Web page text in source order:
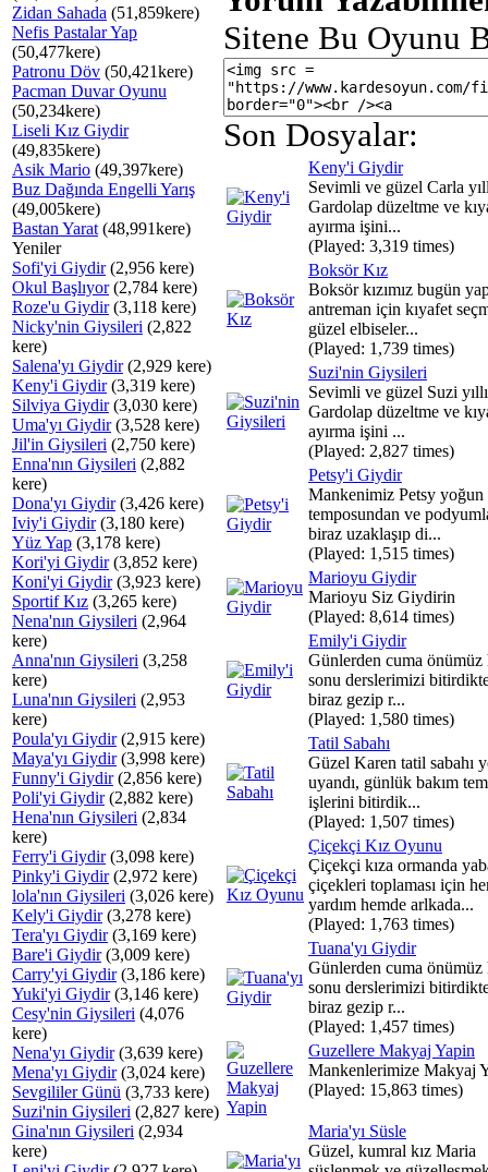
Zidan Sahada (51,859kere)
Nefis Pastalar Yap
(50,477kere)
Patronu Döv (50,421kere)
Pacman Duvar Oyunu
(50,234kere)
Liseli Kız Giydir
(49,835kere)
Asik Mario (49,397kere)
Buz Dağında Engelli Yarış
(49,005kere)
Bastan Yarat (48,991kere)
Yeniler
Sofi'yi Giydir(2,956 kere)
Okul Başlıyor(2,784 kere)
Roze'u Giydir(3,118 kere)
Nicky'nin Giysileri (2,822
kere)
Salena'yı Giydir(2,929 kere)
Keny'i Giydir(3,319 kere)
Silviya Giydir(3,030 kere)
Uma'yı Giydir(3,528 kere)
Jil'in Giysileri (2,750 kere)
Enna'nın Giysileri (2,882
kere)
Dona'yı Giydir(3,426 kere)
Iviy'i Giydir(3,180 kere)
Yüz Yap (3,178 kere)
Kori'yi Giydir(3,852 kere)
Koni'yi Giydir(3,923 kere)
Sportif Kız (3,265 kere)
Nena'nın Giysileri (2,964
kere)
Anna'nın Giysileri (3,258
kere)
Luna'nın Giysileri (2,953
kere)
Poula'yı Giydir(2,915 kere)
Maya'yı Giydir(3,998 kere)
Funny'i Giydir(2,856 kere)
Poli'yi Giydir(2,882 kere)
Hena'nın Giysileri (2,834
kere)
Ferry'i Giydir(3,098 kere)
Pinky'i Giydir(2,972 kere)
lola'nın Giysileri (3,026 kere)
Kely'i Giydir(3,278 kere)
Tera'yı Giydir(3,169 kere)
Bare'i Giydir(3,009 kere)
Carry'yi Giydir(3,186 kere)
Yuki'yi Giydir(3,146 kere)
Cesy'nin Giysileri (4,076
kere)
Nena'yı Giydir(3,639 kere)
Mena'yı Giydir(3,024 kere)
Sevgililer Günü (3,733 kere)
Suzi'nin Giysileri (2,827 kere)
Gina'nın Giysileri (2,934
kere)
Sitene Bu Oyunu
Son Dosyalar:
Keny'i Giydir
Sevimli ve güzel Carla
Gardolap düzeltme ve
ayırma işini...
(Played: 3,319 times)
Boksör Kız
Boksör kızımız bugün
antreman için kıyafet
güzel elbiseler...
(Played: 1,739 times)
Suzi'nin Giysileri
Sevimli ve güzel Suzi
Gardolap düzeltme ve
ayırma işini ...
(Played: 2,827 times)
Petsy'i Giydir
Mankenimiz Petsy yoğun
temposundan ve
biraz uzaklaşıp di...
(Played: 1,515 times)
Marioyu Giydir
Marioyu Siz Giydirin
(Played: 8,614 times)
Emily'i Giydir
Günlerden cuma önümüz
sonu derslerimizi
biraz gezip r...
(Played: 1,580 times)
Tatil Sabahı
Güzel Karen tatil sabahı
uyandı, günlük bakım
işlerini bitirdik...
(Played: 1,507 times)
Çiçekçi Kız Oyunu
Çiçekçi kıza ormanda
çiçekleri toplaması için
yardım hemde arlkada...
(Played: 1,763 times)
Tuana'yı Giydir
Günlerden cuma önümüz
sonu derslerimizi
biraz gezip r...
(Played: 1,457 times)
Guzellere Makyaj Yapin
Mankenlerimize Makyaj
(Played: 15,863 times)
Maria'yı Süsle
Güzel, kumral kız Maria